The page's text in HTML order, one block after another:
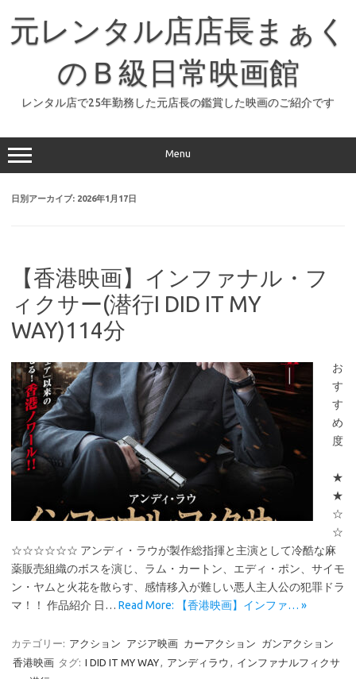
元レンタル店店長まぁく
のＢ級日常映画館
レンタル店で25年勤務した元店長の鑑賞した映画のご紹介です
Menu
日別アーカイブ: 2026年1月17日
【香港映画】インファナル・フ
ィクサー(潜行I DID IT MY
WAY)114分
お
す
す
め
度
★
★
☆
☆
☆☆☆☆☆☆ アンディ・ラウが製作総指揮と主演として冷酷な麻
薬販売組織のボスを演じ、ラム・カートン、エディ・ポン、サイモ
ン・ヤムと火花を散らす、感情移入が難しい悪人主人公の犯罪ドラ
マ！！ 作品紹介 日… Read More: 【香港映画】インファ… »
カテゴリー: アクション アジア映画 カーアクション
ガンアクション
香港映画 タグ: I DID IT MY WAY, アンディラウ , インファナルフィクサ